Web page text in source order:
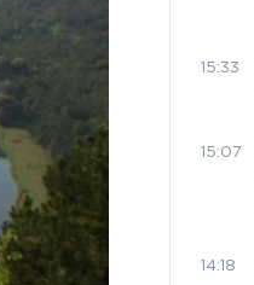
15:33
15:07
14:18